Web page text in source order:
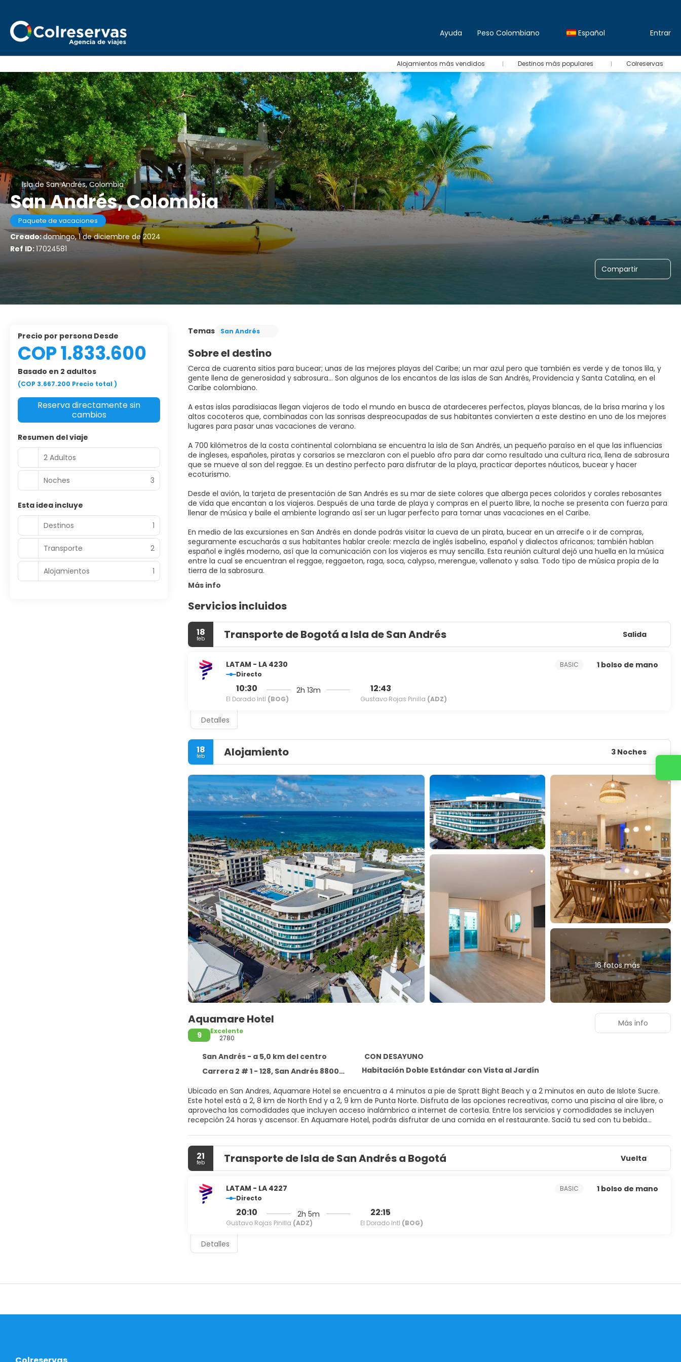
Ayuda Peso Colombiano Español Entrar
Alojamientos más vendidos Destinos más populares Colreservas
Isla de San Andrés, Colombia
San Andrés, Colombia
Paquete de vacaciones
Creado:domingo, 1 de diciembre de 2024
Ref ID:17024581
Compartir
Temas San Andrés
Sobre el destino
Cerca de cuarenta sitios para bucear; unas de las mejores playas del Caribe; un mar azul pero que también es verde y de tonos lila, y
gente llena de generosidad y sabrosura… Son algunos de los encantos de las islas de San Andrés, Providencia y Santa Catalina, en el
Caribe colombiano.
A estas islas paradisiacas llegan viajeros de todo el mundo en busca de atardeceres perfectos, playas blancas, de la brisa marina y los
altos cocoteros que, combinadas con las sonrisas despreocupadas de sus habitantes convierten a este destino en uno de los mejores
lugares para pasar unas vacaciones de verano.
A 700 kilómetros de la costa continental colombiana se encuentra la isla de San Andrés, un pequeño paraíso en el que las influencias
de ingleses, españoles, piratas y corsarios se mezclaron con el pueblo afro para dar como resultado una cultura rica, llena de sabrosura
que se mueve al son del reggae. Es un destino perfecto para disfrutar de la playa, practicar deportes náuticos, bucear y hacer
ecoturismo.
Desde el avión, la tarjeta de presentación de San Andrés es su mar de siete colores que alberga peces coloridos y corales rebosantes
de vida que encantan a los viajeros. Después de una tarde de playa y compras en el puerto libre, la noche se presenta con fuerza para
llenar de música y baile el ambiente logrando así ser un lugar perfecto para tomar unas vacaciones en el Caribe.
En medio de las excursiones en San Andrés en donde podrás visitar la cueva de un pirata, bucear en un arrecife o ir de compras,
seguramente escucharás a sus habitantes hablar creole: mezcla de inglés isabelino, español y dialectos africanos; también hablan
español e inglés moderno, así que la comunicación con los viajeros es muy sencilla. Esta reunión cultural dejó una huella en la música
entre la cual se encuentran el reggae, reggaeton, raga, soca, calypso, merengue, vallenato y salsa. Todo tipo de música propia de la
tierra de la sabrosura.
Más info
Servicios incluidos
18
feb Transporte de Bogotá a Isla de San Andrés Salida
LATAM - LA 4230
Directo
10:30
El Dorado Intl (BOG)
2h 13m 12:43
Gustavo Rojas Pinilla (ADZ)
BASIC 1 bolso de mano
Detalles
18
feb Alojamiento 3 Noches
16 fotos más
Aquamare Hotel
9
Excelente
2780
San Andrés - a 5,0 km del centro
CON DESAYUNO
Carrera 2 # 1 - 128, San Andrés 880001
Habitación Doble Estándar con Vista al Jardín
Ubicado en San Andres, Aquamare Hotel se encuentra a 4 minutos a pie de Spratt Bight Beach y a 2 minutos en auto de Islote Sucre.
Este hotel está a 2, 8 km de North End y a 2, 9 km de Punta Norte. Disfruta de las opciones recreativas, como una piscina al aire libre, o
aprovecha las comodidades que incluyen acceso inalámbrico a internet de cortesía. Entre los servicios y comodidades se incluyen
recepción 24 horas y ascensor. En Aquamare Hotel, podrás disfrutar de una comida en el restaurante. Saciá tu sed con tu bebida
comodidades incluyen teléfono y caja fuerte, además de servicio de limpieza diario.
Más info
21
feb Transporte de Isla de San Andrés a Bogotá Vuelta
LATAM - LA 4227
Directo
20:10
Gustavo Rojas Pinilla (ADZ)
2h 5m 22:15
El Dorado Intl (BOG)
BASIC 1 bolso de mano
Detalles
precio por persona Desde
COP 1.833.600
Basado en 2 adultos
(COP 3.667.200 Precio total )
Reserva directamente sin
cambios
Resumen del viaje
2 Adultos
Noches 3
Esta idea incluye
Destinos
1
Transporte 2
Alojamientos 1